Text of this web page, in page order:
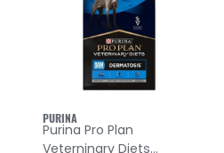
PURINA
Purina Pro Plan
Veterninary Diets